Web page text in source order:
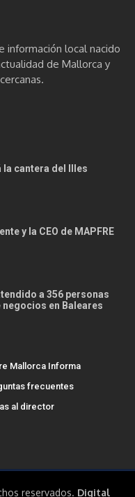
información local nacido
de Mallorca y
cantera del Illes
y la CEO de MAPFRE
a 356 personas
en Baleares
Mallorca Informa
frecuentes
al director
reservados. Digital